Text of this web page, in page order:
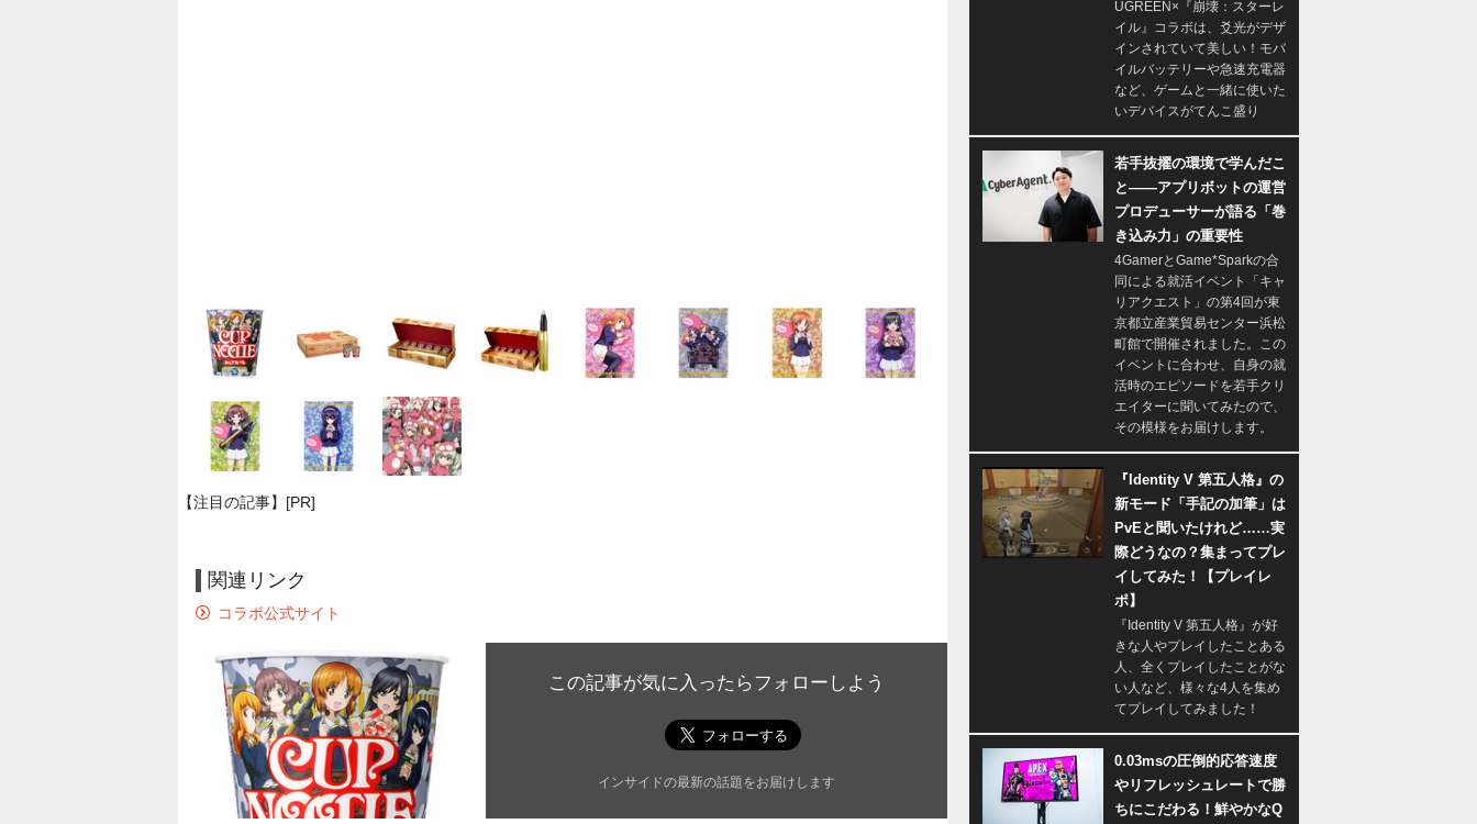
【注目の記事】[PR]
関連リンク
コラボ公式サイト
この記事が気に入ったらフォローしよう
インサイドの最新の話題をお届けします
UGREEN×『崩壊：スターレ
イル』コラボは、爻光がデザ
インされていて美しい！モバ
イルバッテリーや急速充電器
など、ゲームと一緒に使いた
いデバイスがてんこ盛り
若手抜擢の環境で学んだこ
と――アプリボットの運営
プロデューサーが語る「巻
き込み力」の重要性
4GamerとGame*Sparkの合
同による就活イベント「キャ
リアクエスト」の第4回が東
京都立産業貿易センター浜松
町館で開催されました。この
イベントに合わせ、自身の就
活時のエピソードを若手クリ
エイターに聞いてみたので、
その模様をお届けします。
『Identity V 第五人格』の
新モード「手記の加筆」は
PvEと聞いたけれど……実
際どうなの？集まってプレ
イしてみた！【プレイレ
ポ】
『Identity V 第五人格』が好
きな人やプレイしたことある
人、全くプレイしたことがな
い人など、様々な4人を集め
てプレイしてみました！
0.03msの圧倒的応答速度
やリフレッシュレートで勝
ちにこだわる！鮮やかなQ